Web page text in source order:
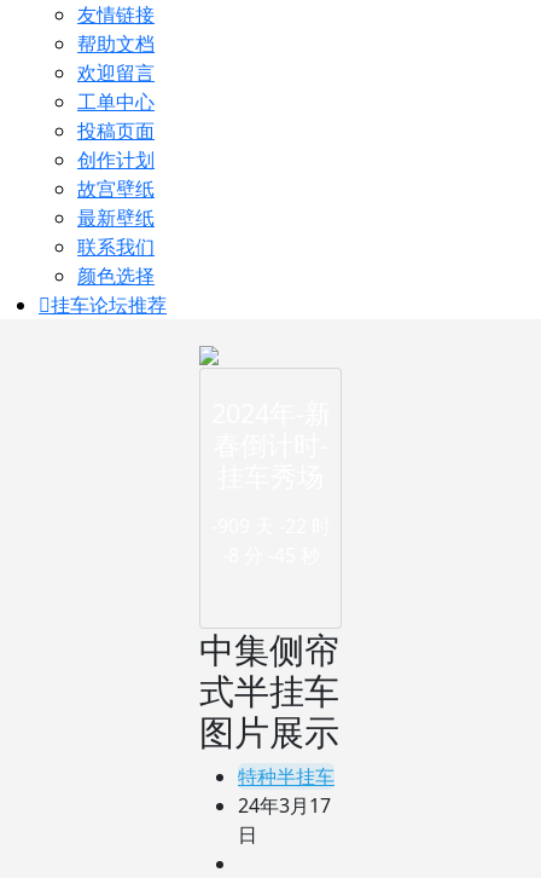
友情链接
帮助文档
欢迎留言
工单中心
投稿页面
创作计划
故宫壁纸
最新壁纸
联系我们
颜色选择
挂车论坛推荐
中集侧帘
式半挂车
图片展示
特种半挂车
24年3月17
日